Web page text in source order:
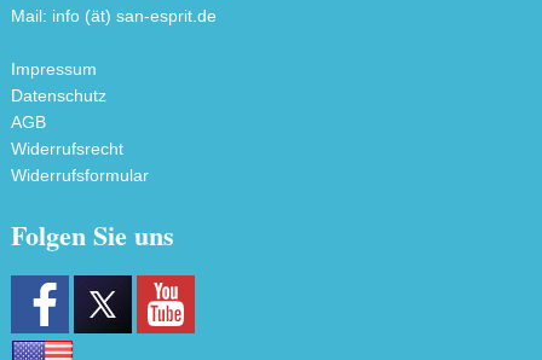
Mail: info (ät) san-esprit.de
Impressum
Datenschutz
AGB
Widerrufsrecht
Widerrufsformular
Folgen Sie uns